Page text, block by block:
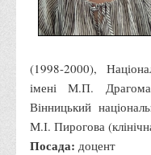
(1998-2000),
імені М.П.
Вінницький
М.І. Пирогова
Посада: доцент